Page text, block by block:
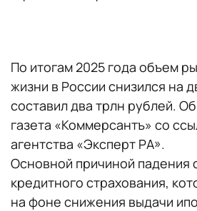
По итогам 2025 года объем
жизни в России снизился на
составил два трлн рублей.
газета «Коммерсантъ» со
агентства «Эксперт РА».
Основной причиной падения
кредитного страхования,
на фоне снижения выдачи